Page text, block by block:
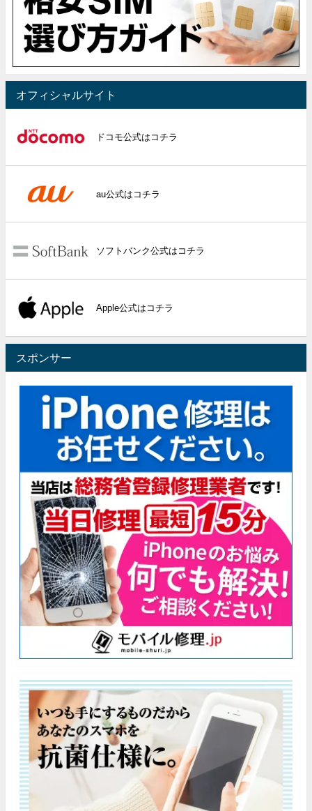
オフィシャルサイト
ドコモ公式はコチラ
au公式はコチラ
ソフトバンク公式はコチラ
Apple公式はコチラ
スポンサー